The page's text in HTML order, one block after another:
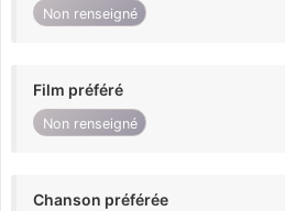
Non renseigné
Film préféré
Non renseigné
Chanson préférée